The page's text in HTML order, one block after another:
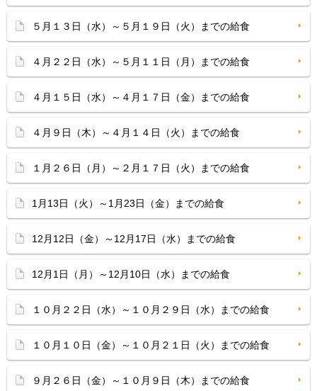
５月１３日（水）～５月１９日（火）までの給食
４月２２日（水）～５月１１日（月）までの給食
４月１５日（水）～４月１７日（金）までの給食
４月９日（木）～４月１４日（火）までの給食
１月２６日（月）～２月１７日（火）までの給食
1月13日（火）～1月23日（金）までの給食
12月12日（金）～12月17日（水）までの給食
12月1日（月）～12月10日（水）までの給食
１０月２２日（水）～１０月２９日（水）までの給食
１０月１０日（金）～１０月２１日（火）までの給食
９月２６日（金）～１０月９日（木）までの給食